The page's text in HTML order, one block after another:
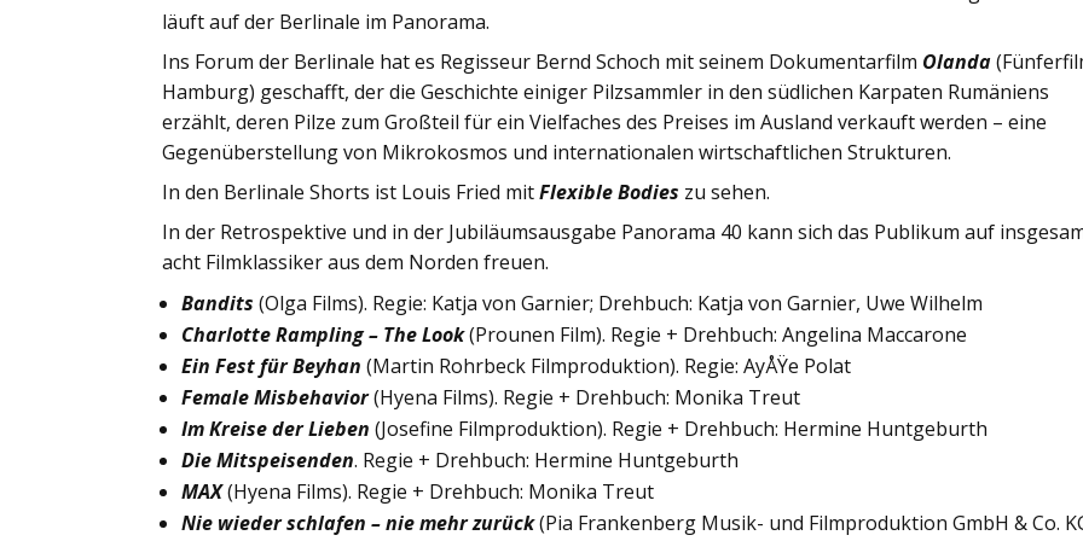
läuft auf der Berlinale im Panorama.
Ins Forum der Berlinale hat es Regisseur Bernd Schoch mit seinem Dokumentarfilm Olanda
Hamburg) geschafft, der die Geschichte einiger Pilzsammler in den südlichen Karpaten Rumäniens
erzählt, deren Pilze zum Großteil für ein Vielfaches des Preises im Ausland verkauft werden – eine
Gegenüberstellung von Mikrokosmos und internationalen wirtschaftlichen Strukturen.
In den Berlinale Shorts ist Louis Fried mitFlexible Bodies zu sehen.
In der Retrospektive und in der Jubiläumsausgabe Panorama 40 kann sich das Publikum auf
acht Filmklassiker aus dem Norden freuen.
Bandits (Olga Films). Regie: Katja von Garnier; Drehbuch: Katja von Garnier, Uwe Wilhelm
Charlotte Rampling – The Look(Prounen Film). Regie + Drehbuch: Angelina Maccarone
Ein Fest für Beyhan (Martin Rohrbeck Filmproduktion). Regie: AyÅŸe Polat
Female Misbehavior(Hyena Films). Regie + Drehbuch: Monika Treut
Im Kreise der Lieben (Josefine Filmproduktion). Regie + Drehbuch: Hermine Huntgeburth
Die Mitspeisenden. Regie + Drehbuch: Hermine Huntgeburth
MAX(Hyena Films). Regie + Drehbuch: Monika Treut
Nie wieder schlafen – nie mehr zurück(Pia Frankenberg Musik- und Filmproduktion GmbH & Co.